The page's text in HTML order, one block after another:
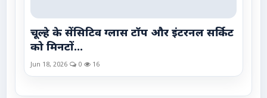
चूल्हे के सेंसिटिव ग्लास टॉप और इंटरनल सर्किट
को मिनटों...
Jun 18, 2026 0 16